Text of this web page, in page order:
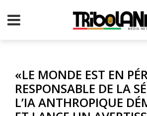
«LE MONDE EST EN
RESPONSABLE DE LA
L’IA ANTHROPIQUE